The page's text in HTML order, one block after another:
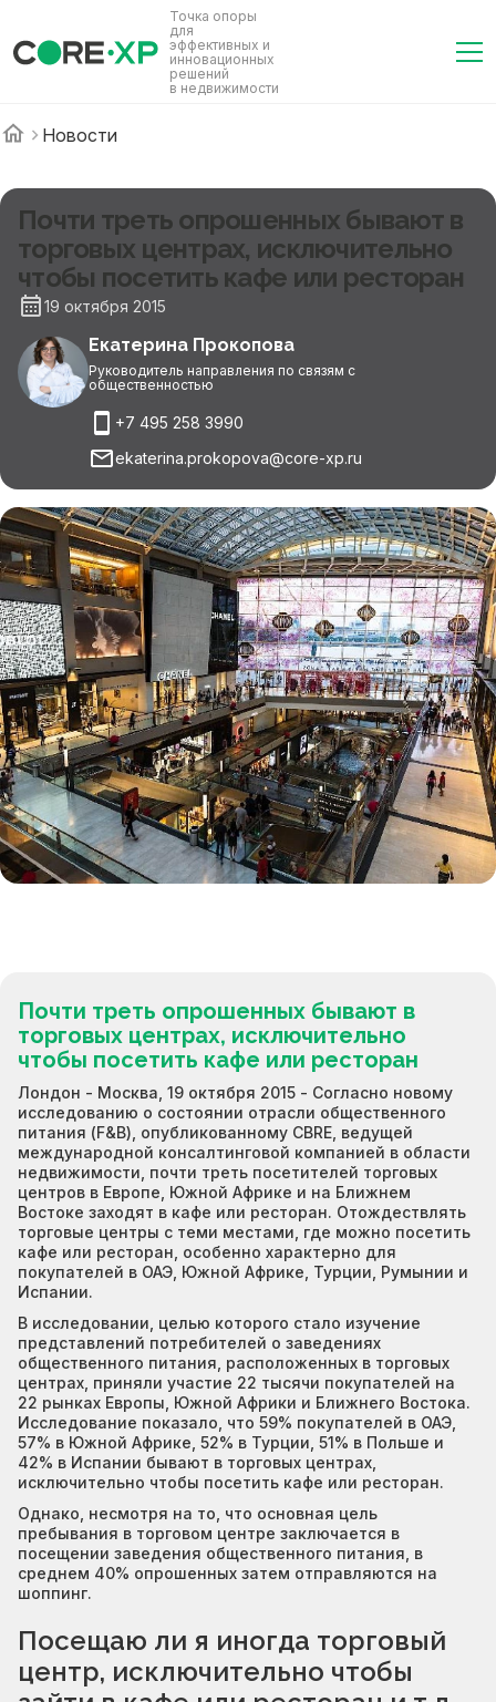
Точка опоры
для
эффективных и
инновационных
решений
в недвижимости
Новости
Почти треть опрошенных бывают в
торговых центрах, исключительно
чтобы посетить кафе или ресторан
19 октября 2015
Екатерина Прокопова
Руководитель направления по связям с
общественностью
+7 495 258 3990
ekaterina.prokopova@core-xp.ru
Почти треть опрошенных бывают в
торговых центрах, исключительно
чтобы посетить кафе или ресторан
Лондон - Москва, 19 октября 2015 - Согласно новому
исследованию о состоянии отрасли общественного
питания (F&B), опубликованному CBRE, ведущей
международной консалтинговой компанией в области
недвижимости, почти треть посетителей торговых
центров в Европе, Южной Африке и на Ближнем
Востоке заходят в кафе или ресторан. Отождествлять
торговые центры с теми местами, где можно посетить
кафе или ресторан, особенно характерно для
покупателей в ОАЭ, Южной Африке, Турции, Румынии и
Испании.
В исследовании, целью которого стало изучение
представлений потребителей о заведениях
общественного питания, расположенных в торговых
центрах, приняли участие 22 тысячи покупателей на
22 рынках Европы, Южной Африки и Ближнего Востока.
Исследование показало, что 59% покупателей в ОАЭ,
57% в Южной Африке, 52% в Турции, 51% в Польше и
42% в Испании бывают в торговых центрах,
исключительно чтобы посетить кафе или ресторан.
Однако, несмотря на то, что основная цель
пребывания в торговом центре заключается в
посещении заведения общественного питания, в
среднем 40% опрошенных затем отправляются на
шоппинг.
Посещаю ли я иногда торговый
центр, исключительно чтобы